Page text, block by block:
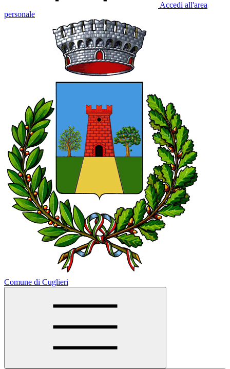
Accedi all'area
personale
Comune di Cuglieri